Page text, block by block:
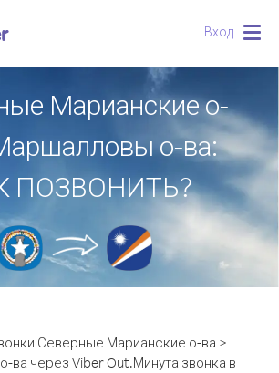
Вход
Марианские о-
о-ва:
ПОЗВОНИТЬ?
Северные Марианские о-ва >
ва через Viber Out.Минута звонка в